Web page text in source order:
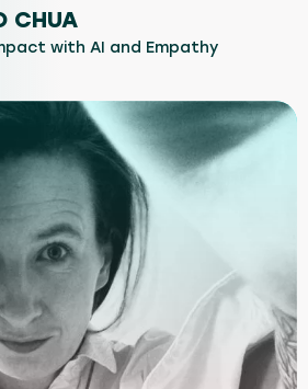
CHUA
with AI and Empathy